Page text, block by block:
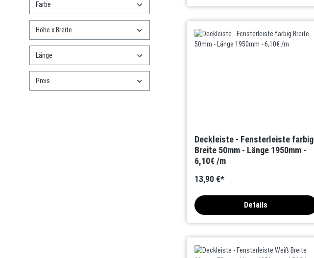
Farbe
Höhe x Breite
Länge
Preis
Deckleiste - Fensterleiste farbig
Breite 50mm - Länge 1950mm -
6,10€ /m
13,90 €*
Details